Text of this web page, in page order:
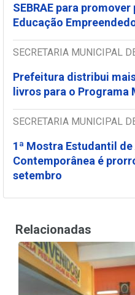
SEBRAE para
Educação
SECRETARIA MUNICIPAL
Prefeitura distribui
livros para o Programa
SECRETARIA MUNICIPAL
1ª Mostra Estudantil
Contemporânea é
setembro
Relacionadas